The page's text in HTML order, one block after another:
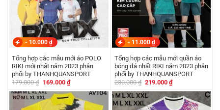
- 10.000 ₫
Tổng hợp các mẫu mới áo POLO
RIKI mới nhất năm 2023 phân
phối by THANHQUANSPORT
179.000₫ Giá
là:
179.000 ₫.
169.000 ₫Giá
hiện
tại
là:
169.000 ₫.
- 11.000 ₫
Tổng hợp các mẫu mới quần áo
bóng đá nhất RIKI năm 2023 phân
phối by THANHQUANSPORT
230.000₫ Giá
là:
230.000 ₫.
219.000₫Giá
tại
là:
219.000 ₫.